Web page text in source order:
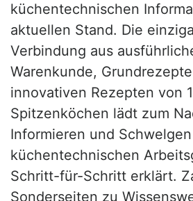
küchentechnischen
aktuellen Stand. Die
Verbindung aus
Warenkunde,
innovativen Rezepten von
Spitzenköchen lädt zum
Informieren und
küchentechnischen
Schritt-für-Schritt erklärt.
Sonderseiten zu